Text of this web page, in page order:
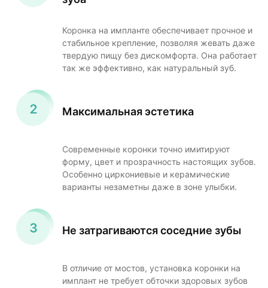
Коронка на импланте обеспечивает прочное и
стабильное крепление, позволяя жевать даже
твердую пищу без дискомфорта. Она работает
так же эффективно, как натуральный зуб.
Максимальная эстетика
Современные коронки точно имитируют
форму, цвет и прозрачность настоящих зубов.
Особенно циркониевые и керамические
варианты незаметны даже в зоне улыбки.
Не затрагиваются соседние зубы
В отличие от мостов, установка коронки на
имплант не требует обточки здоровых зубов